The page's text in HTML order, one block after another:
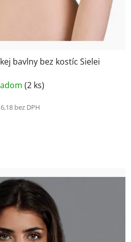
bavlny bez kostíc Sielei
(2 ks)
bez DPH